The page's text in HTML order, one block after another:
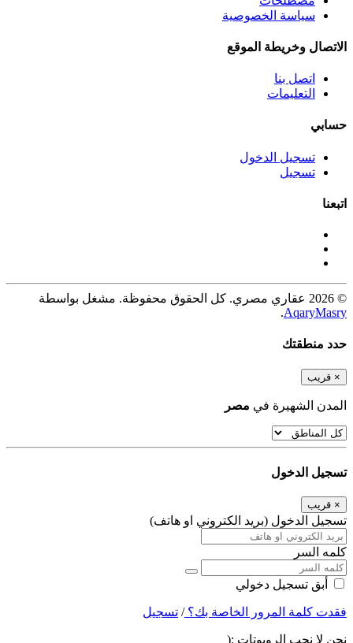
سياسة الخصوصية
الاتصال وخريطة الموقع
اتصل بنا
التعليمات
حسابي
تسجيل الدخول
تسجيل
اتبعنا
© 2026 عقاري مصري. كل الحقوق محفوظة. مشغل بواسطة
AqaryMasry
.
حدد منطقتك
× قريب
المدن الشهيرة في مصر
تسجيل الدخول
× قريب
تسجيل الدخول (بريد الكتروني او هاتف)
كلمه السر
أبق تسجيل دخولي
فقدت كلمة المرور الخاصة بك؟/ تسجيل
نحن لا نحب الروبوتات :(